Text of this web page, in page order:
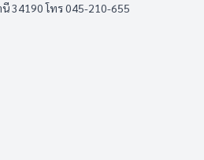
34190 โทร 045-210-655